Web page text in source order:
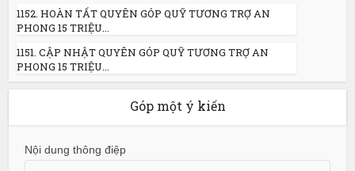
1152. HOÀN TẤT QUYÊN GÓP QUỸ TƯƠNG TRỢ AN
PHONG 15 TRIỆU...
1151. CẬP NHẬT QUYÊN GÓP QUỸ TƯƠNG TRỢ AN
PHONG 15 TRIỆU...
Góp một ý kiến
Nội dung thông điệp